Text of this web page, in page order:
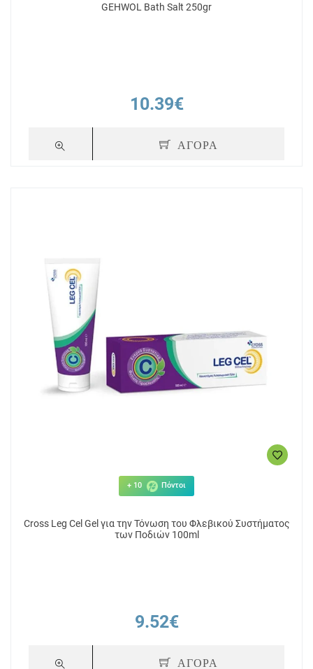
GEHWOL Bath Salt 250gr
10.39€
ΑΓΟΡΑ
+ 10 Πόντοι
Cross Leg Cel Gel για την Τόνωση του Φλεβικού Συστήματος
των Ποδιών 100ml
9.52€
ΑΓΟΡΑ